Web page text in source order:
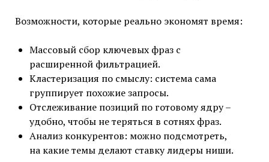
Возможности, которые реально экономят время:
Массовый сбор ключевых фраз с
расширенной фильтрацией.
Кластеризация по смыслу: система сама
группирует похожие запросы.
Отслеживание позиций по готовому ядру –
удобно, чтобы не теряться в сотнях фраз.
Анализ конкурентов: можно подсмотреть,
на какие темы делают ставку лидеры ниши.